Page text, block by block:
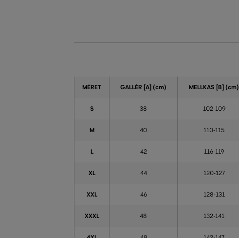
MÉRET GALLÉR [A] (cm) MELLKAS [B] (cm)
S 38 102-109
M 40 110-115
L 42 116-119
XL 44 120-127
XXL 46 128-131
XXXL 48 132-141